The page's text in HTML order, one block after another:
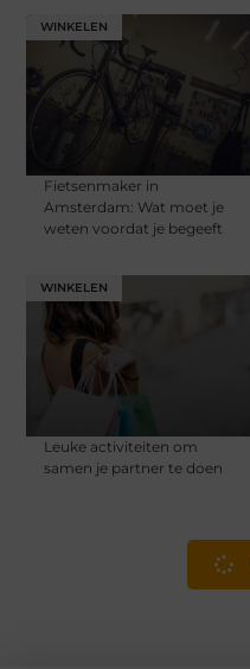
WINKELEN
Fietsenmaker in
Amsterdam: Wat moet je
weten voordat je begeeft
WINKELEN
Leuke activiteiten om
samen je partner te doen